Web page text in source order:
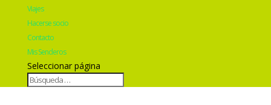
Viajes
Hacerse socio
Contacto
Mis Senderos
Seleccionar página